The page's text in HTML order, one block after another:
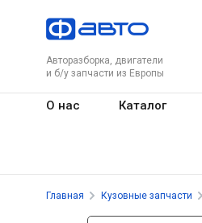
Авторазборка, двигатели
и б/у запчасти из Европы
О нас Каталог
Главная Кузовные запчасти